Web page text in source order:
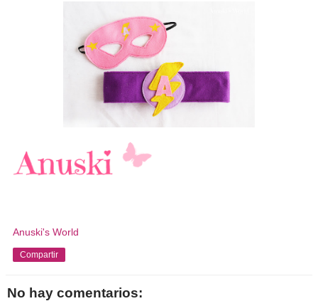
Anuski's World
Compartir
No hay comentarios: